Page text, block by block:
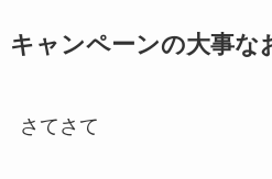
キャンペーンの大事な
さてさて